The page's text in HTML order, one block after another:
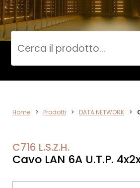
DATA
Cerca
Home > Prodotti > DATA NETWORK >
C716 L.S.Z.H.
Cavo LAN 6A U.T.P.